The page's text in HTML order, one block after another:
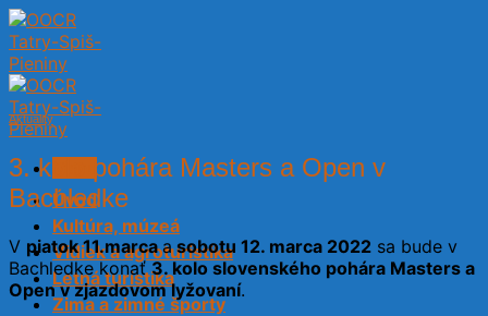
Skip
to
content
Úvod
Kultúra, múzeá
Vidiek a agroturistika
Letná turistika
Zima a zimné športy
Aktuality
3. kolo pohára Masters a Open v
Bachledke
V piatok 11.marcaasobotu 12. marca 2022 sa bude v
Bachledke konať3. kolo slovenského pohára Masters a
Open v zjazdovom lyžovaní.